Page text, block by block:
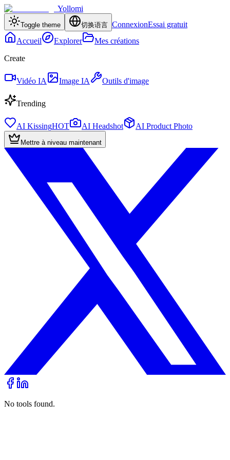
Yollomi
Toggle theme 切换语言 ConnexionEssai gratuit
Accueil
Explorer
Mes créations
Create
Vidéo IA Image IA Outils d'image
Trending
AI KissingHOT AI Headshot AI Product Photo
Mettre à niveau maintenant
No tools found.